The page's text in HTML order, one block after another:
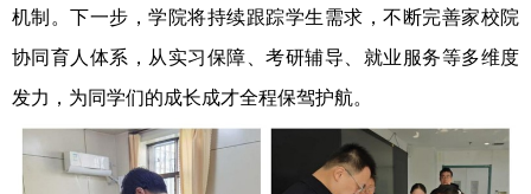
机制。下一步，学院将持续跟踪学生需求，不断完善家校院
协同育人体系，从实习保障、考研辅导、就业服务等多维度
发力，为同学们的成长成才全程保驾护航。